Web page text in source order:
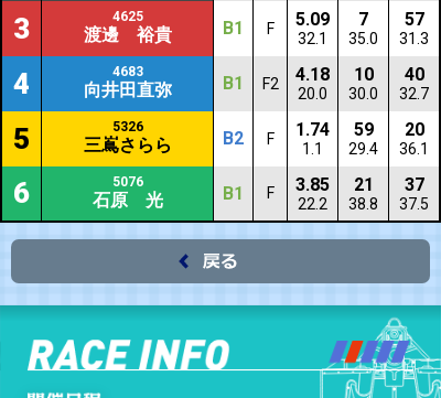
3 4625
渡邊 裕貴 B1 F 5.09
32.1
7
35.0
57
31.3
4 4683
向井田直弥 B1 F2 4.18
20.0
10
30.0
40
32.7
5 5326
三嶌さらら B2 F 1.74
1.1
59
29.4
20
36.1
6 5076
石原 光 B1 F 3.85
22.2
21
38.8
37
37.5